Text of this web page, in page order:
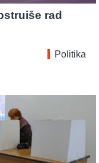
rad
Politika